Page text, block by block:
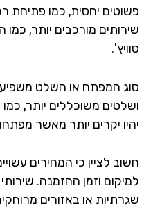
יחסית, כמו פתיחת רכב
מורכבים יותר, כמו
המפתח או השלט משפיע גם
משוכללים יותר, כמו
יקרים יותר מאשר מפתחות
לציין כי המחירים עשויים
וזמן ההזמנה. שירותי
או באזורים מרוחקים יהיו